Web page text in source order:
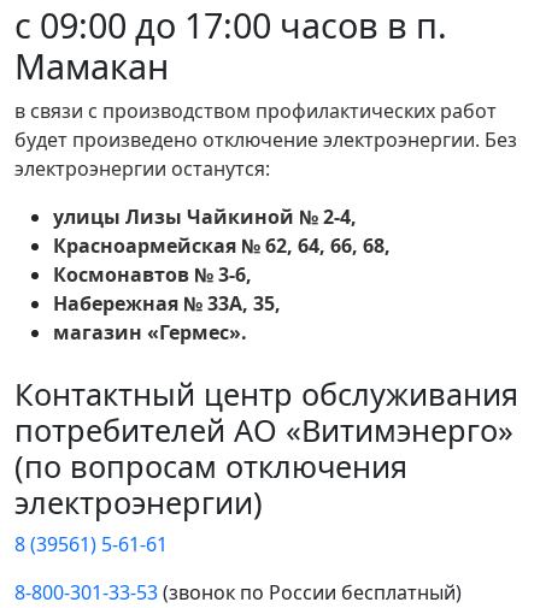
с 09:00 до 17:00 часов в п.
Мамакан
в связи с производством профилактических работ
будет произведено отключение электроэнергии. Без
электроэнергии останутся:
улицы Лизы Чайкиной № 2-4,
Красноармейская № 62, 64, 66, 68,
Космонавтов № 3-6,
Набережная № 33А, 35,
магазин «Гермес».
Контактный центр обслуживания
потребителей АО «Витимэнерго»
(по вопросам отключения
электроэнергии)
8 (39561) 5-61-61
8-800-301-33-53(звонок по России бесплатный)